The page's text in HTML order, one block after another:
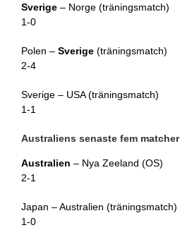
Sverige – Norge (träningsmatch)
1-0
Polen – Sverige (träningsmatch)
2-4
Sverige – USA (träningsmatch)
1-1
Australiens senaste fem matcher
Australien – Nya Zeeland (OS)
2-1
Japan – Australien (träningsmatch)
1-0